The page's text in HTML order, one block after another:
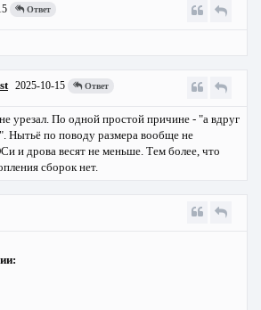
Ответ
2025-10-15 Ответ
урезал. По одной простой причине - "а вдруг
Нытьё по поводу размера вообще не
и дрова весят не меньше. Тем более, что
сборок нет.